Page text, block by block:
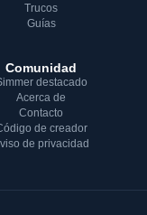
Trucos
Guías
Comunidad
destacado
Acerca de
Contacto
de creador
de privacidad